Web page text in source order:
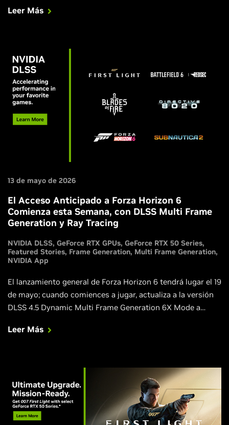
Leer Más
13 de mayo de 2026
El Acceso Anticipado a Forza Horizon 6
Comienza esta Semana, con DLSS Multi Frame
Generation y Ray Tracing
NVIDIA DLSS GeForce RTX GPUs GeForce RTX 50 Series
Featured Stories Frame Generation Multi Frame Generation
NVIDIA App
El lanzamiento general de Forza Horizon 6 tendrá lugar el 19
de mayo; cuando comiences a jugar, actualiza a la versión
DLSS 4.5 Dynamic Multi Frame Generation 6X Mode a
2 se lanzan esta semana con DLSS, y Blades of Fire
Leer Más